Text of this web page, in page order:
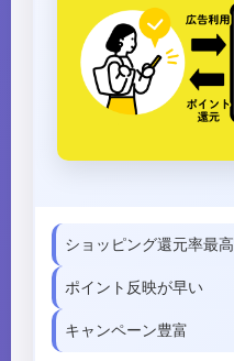
ショッピング還元率最高
ポイント反映が早い
キャンペーン豊富